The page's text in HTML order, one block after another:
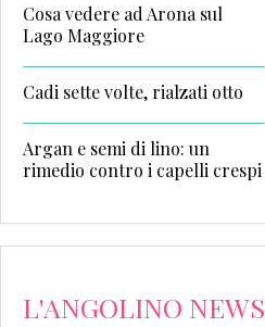
Cosa vedere ad Arona sul
Lago Maggiore
Cadi sette volte, rialzati otto
Argan e semi di lino: un
rimedio contro i capelli crespi
L'ANGOLINO NEWS